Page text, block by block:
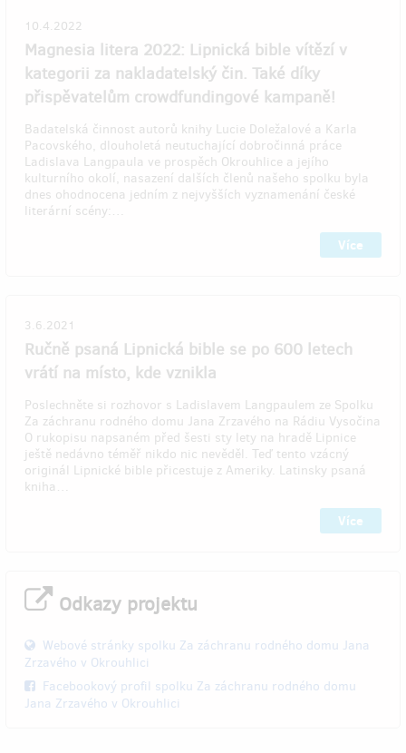
10.4.2022
Magnesia litera 2022: Lipnická bible vítězí v
kategorii za nakladatelský čin. Také díky
přispěvatelům crowdfundingové kampaně!
Badatelská činnost autorů knihy Lucie Doležalové a Karla
Pacovského, dlouholetá neutuchající dobročinná práce
Ladislava Langpaula ve prospěch Okrouhlice a jejího
kulturního okolí, nasazení dalších členů našeho spolku byla
dnes ohodnocena jedním z nejvyšších vyznamenání české
literární scény:…
Více
3.6.2021
Ručně psaná Lipnická bible se po 600 letech
vrátí na místo, kde vznikla
Poslechněte si rozhovor s Ladislavem Langpaulem ze Spolku
Za záchranu rodného domu Jana Zrzavého na Rádiu Vysočina
O rukopisu napsaném před šesti sty lety na hradě Lipnice
ještě nedávno téměř nikdo nic nevěděl. Teď tento vzácný
originál Lipnické bible přicestuje z Ameriky. Latinsky psaná
kniha…
Více
Odkazy projektu
Webové stránky spolku Za záchranu rodného domu Jana
Zrzavého v Okrouhlici
Facebookový profil spolku Za záchranu rodného domu
Jana Zrzavého v Okrouhlici